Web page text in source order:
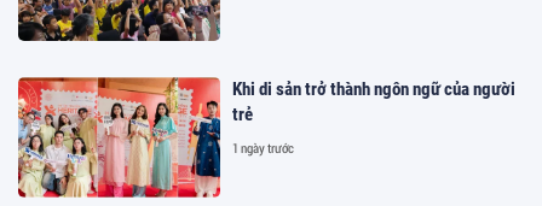
Khi di sản trở thành ngôn ngữ của người
trẻ
1 ngày trước